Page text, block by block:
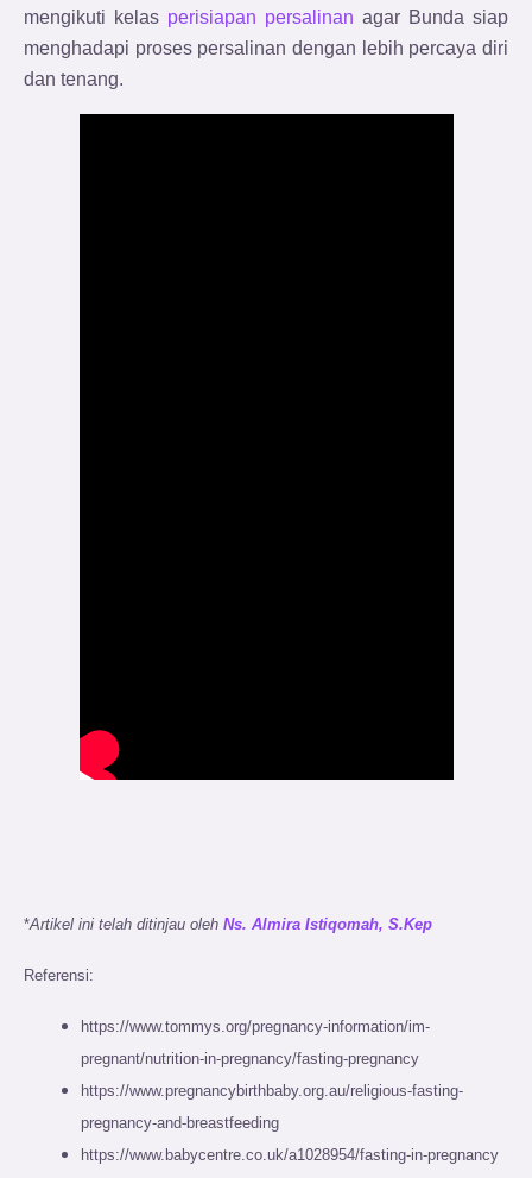
mengikuti kelas perisiapan persalinan agar Bunda siap
menghadapi proses persalinan dengan lebih percaya diri
dan tenang.
*Artikel ini telah ditinjau oleh Ns. Almira Istiqomah, S.Kep
Referensi:
https://www.tommys.org/pregnancy-information/im-
pregnant/nutrition-in-pregnancy/fasting-pregnancy
https://www.pregnancybirthbaby.org.au/religious-fasting-
pregnancy-and-breastfeeding
https://www.babycentre.co.uk/a1028954/fasting-in-pregnancy